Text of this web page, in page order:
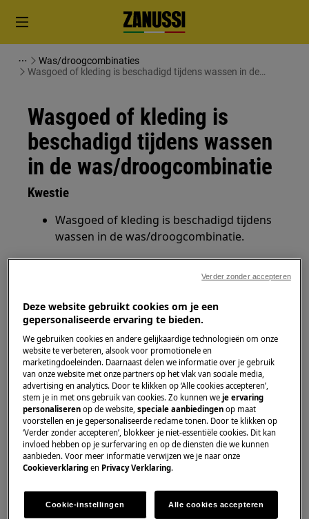
Was/droogcombinaties
Wasgoed of kleding is beschadigd tijdens wassen in de
Wasgoed of kleding is
beschadigd tijdens wassen
in de was/droogcombinatie
Kwestie
Wasgoed of kleding is beschadigd tijdens
wassen in de was/droogcombinatie.
Was/droogcombinatie
Oplossing
Controleer de kleding die gewassen wordt
of deze geen scherpe of loszittende
onderdelen bevat.
Kies het juiste programma , bij de te
wassen kleding.
Kies voor een lager toerental van de
centrifuge gang van het gekozen
programma.
Neem contact op met onze servicedienst
voor een afspraak.
Deze website gebruikt cookies om je een
gepersonaliseerde ervaring te bieden.
We gebruiken cookies en andere gelijkaardige technologieën om onze
website te verbeteren, alsook voor promotionele en
marketingdoeleinden. Daarnaast delen we informatie over je gebruik
van onze website met onze partners op het vlak van sociale media,
advertising en analytics. Door te klikken op ‘Alle cookies accepteren’,
stem je in met ons gebruik van cookies. Zo kunnen weje ervaring
personaliseren op de website,speciale aanbiedingen op maat
voorstellen en je gepersonaliseerde reclame tonen. Door te klikken op
‘Verder zonder accepteren’, blokkeer je niet-essentiële cookies. Dit kan
invloed hebben op je surfervaring en op de diensten die we kunnen
aanbieden. Voor meer informatie verwijzen we je naar onze
Cookieverklaring en Privacy Verklaring.
Cookie-instellingen Alle cookies accepteren
Verder zonder accepteren